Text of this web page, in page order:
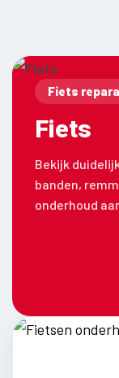
Fiets
Fiets
Bekijk
banden,
onderhoud